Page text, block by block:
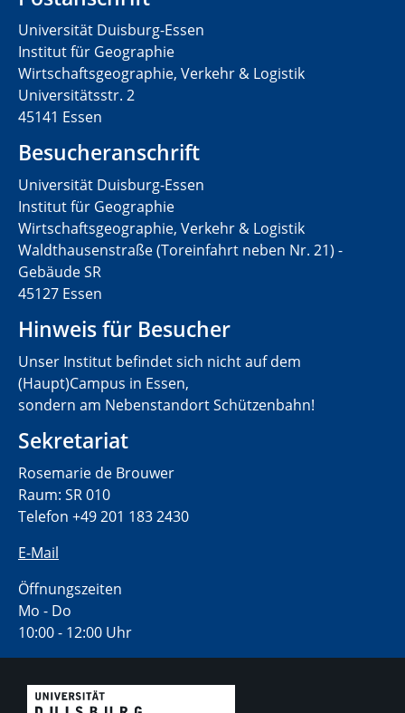
Universität Duisburg-Essen
Institut für Geographie
Wirtschaftsgeographie, Verkehr & Logistik
Universitätsstr. 2
45141 Essen
Besucheranschrift
Universität Duisburg-Essen
Institut für Geographie
Wirtschaftsgeographie, Verkehr & Logistik
Waldthausenstraße (Toreinfahrt neben Nr. 21) -
Gebäude SR
45127 Essen
Hinweis für Besucher
Unser Institut befindet sich nicht auf dem
(Haupt)Campus in Essen,
sondern am Nebenstandort Schützenbahn!
Sekretariat
Rosemarie de Brouwer
Raum: SR 010
Telefon +49 201 183 2430
E-Mail
Öffnungszeiten
Mo - Do
10:00 - 12:00 Uhr